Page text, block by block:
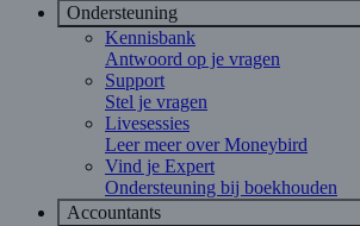
Ondersteuning
Kennisbank
Antwoord op je vragen
Support
Stel je vragen
Livesessies
Leer meer over Moneybird
Vind je Expert
Ondersteuning bij boekhouden
Accountants